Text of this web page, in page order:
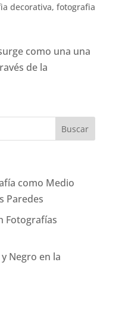
decorativa, fotografia
como una una
de la
como Medio
Paredes
Fotografías
Negro en la